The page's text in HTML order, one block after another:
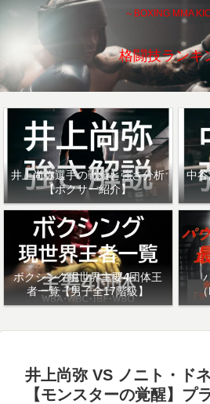
～BOXING MMA
格闘技ランキ
井上尚弥選手の戦績と強さ分析
【ボクサー紹介】
中
ボクシング現世界主要4団体王
者一覧【男子全17階級】
「
井上尚弥 VS ノニト・ド
【モンスターの覚醒】プ